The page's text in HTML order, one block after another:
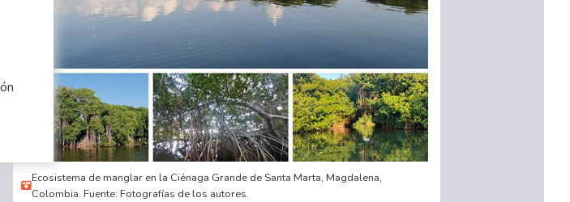
Ecosistema de manglar en la Ciénaga Grande de Santa Marta, Magdalena,
Colombia. Fuente: Fotografías de los autores.